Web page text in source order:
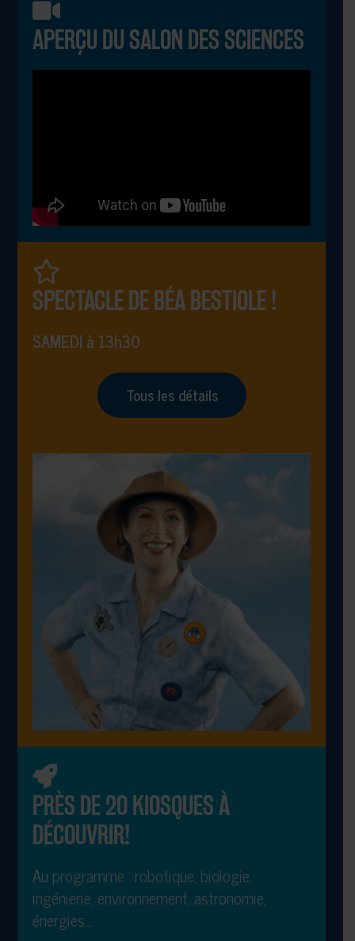
APERÇU DU SALON DES SCIENCES
SPECTACLE DE BÉA BESTIOLE !
SAMEDI à 13h30
Tous les détails
PRÈS DE 20 KIOSQUES À
DÉCOUVRIR!
Au programme : robotique, biologie,
ingénierie, environnement, astronomie,
énergies…